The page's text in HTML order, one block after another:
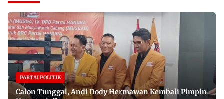
PARTAI POLITIK
Calon Tunggal, Andi Dody Hermawan Kembali Pimpin